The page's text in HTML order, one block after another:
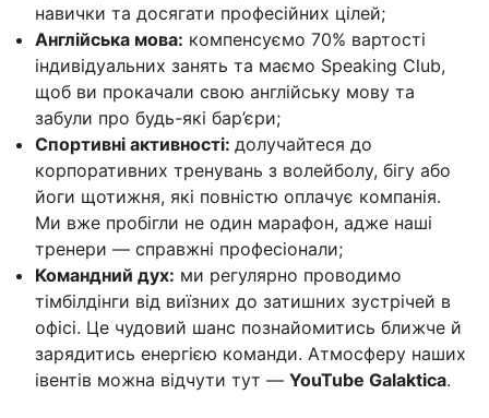
навички та досягати професійних цілей;
Англійська мова: компенсуємо 70% вартості
індивідуальних занять та маємо Speaking Club,
щоб ви прокачали свою англійську мову та
забули про будь-які бар’єри;
Спортивні активності: долучайтеся до
корпоративних тренувань з волейболу, бігу або
йоги щотижня, які повністю оплачує компанія.
Ми вже пробігли не один марафон, адже наші
тренери — справжні професіонали;
Командний дух: ми регулярно проводимо
тімбілдінги від виїзних до затишних зустрічей в
офісі. Це чудовий шанс познайомитись ближче й
зарядитись енергією команди. Атмосферу наших
івентів можна відчути тут — YouTube Galaktica.